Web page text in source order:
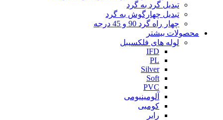
تبدیل گرد به گرد
تبدیل چهارگوش به گرد
چهار راه گرد 90 و 45 درجه
محصولات بیشتر
لوله های فلکسیبل
IFD
PL
Silver
Soft
PVC
آلومینیومی
کومبی
رابر